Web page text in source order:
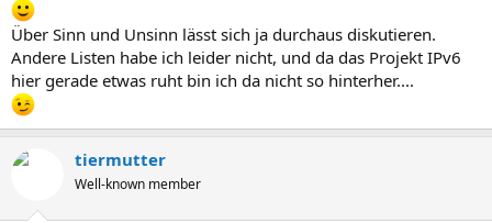
Über Sinn und Unsinn lässt sich ja durchaus diskutieren.
Andere Listen habe ich leider nicht, und da das Projekt IPv6
hier gerade etwas ruht bin ich da nicht so hinterher....
tiermutter
Well-known member